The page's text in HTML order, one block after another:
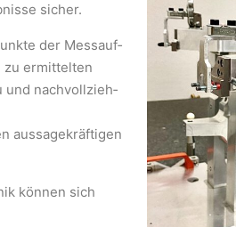
sicher.
der Messauf­
zu ermittelten
und nachvollzieh­
aussagekräftigen
können sich